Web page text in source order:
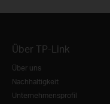
Über TP-Link
Über uns
Nachhaltigkeit
Unternehmensprofil